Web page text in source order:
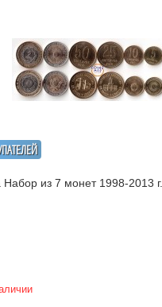
Набор из 7 монет 1998-2013 г.